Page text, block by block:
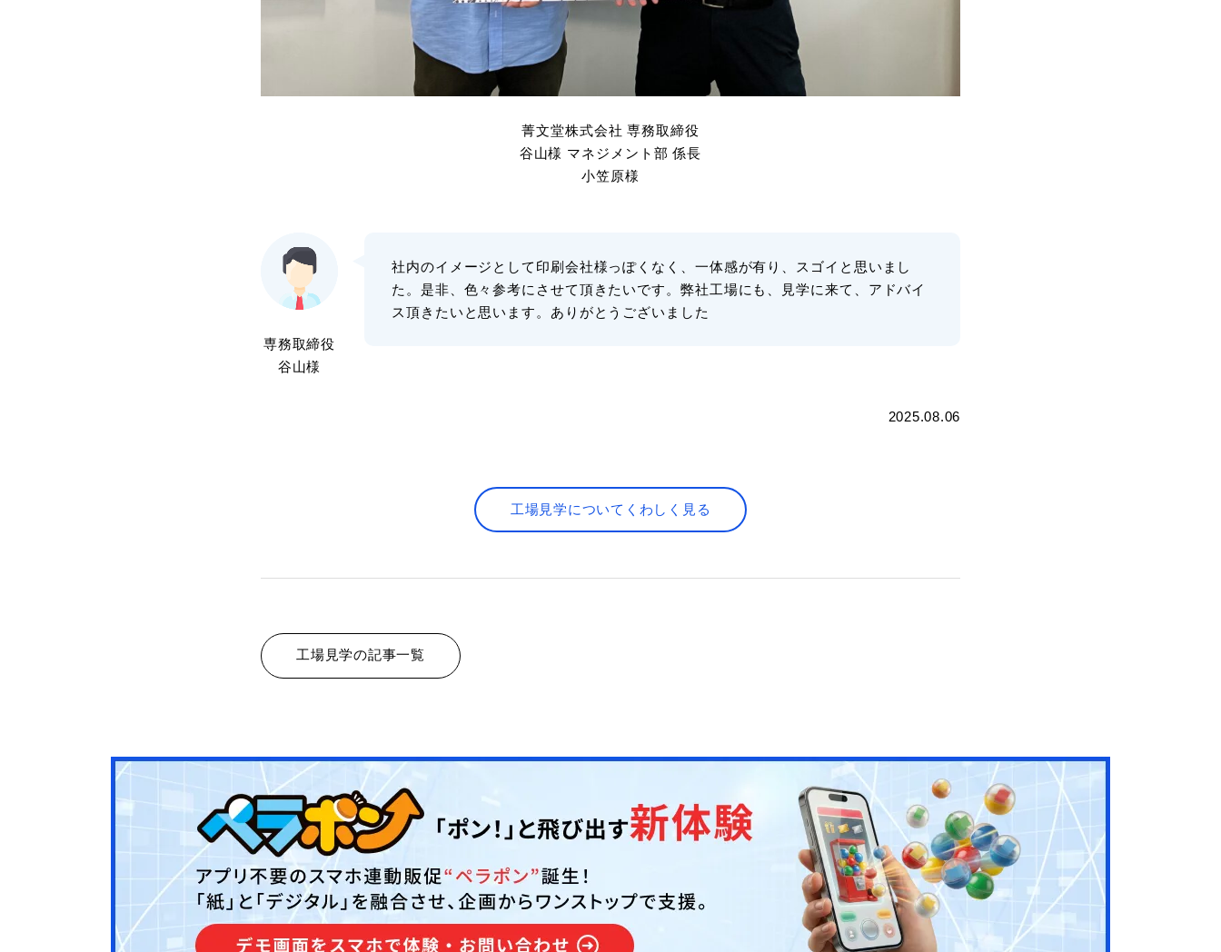
菁文堂株式会社 専務取締役
谷山様 マネジメント部 係長
小笠原様
専務取締役
谷山様
社内のイメージとして印刷会社様っぽくなく、一体感が有り、スゴイと思いまし
た。是非、色々参考にさせて頂きたいです。弊社工場にも、見学に来て、アドバイ
ス頂きたいと思います。ありがとうございました
2025.08.06
工場見学についてくわしく見る
工場見学の記事一覧